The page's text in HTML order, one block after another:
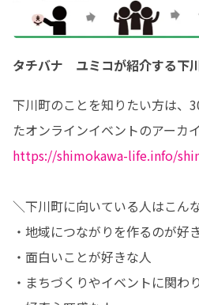
タチバナ ユミコが紹介する下
下川町のことを知りたい方は、
https://shimokawa-life.info/
＼下川町に向いている人はこん
・地域につながりを作るのが好
・面白いことが好きな人
・まちづくりやイベントに関わ